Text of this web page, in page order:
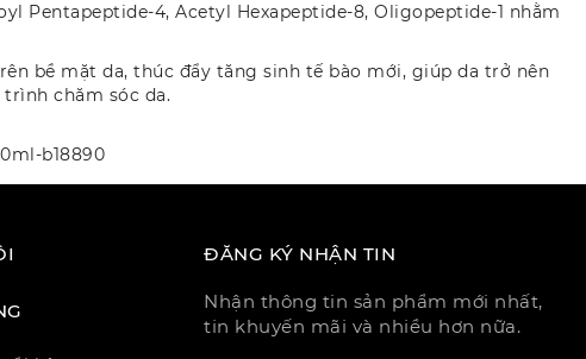
Pentapeptide-4, Acetyl Hexapeptide-8, Oligopeptide-1 nhằm
bề mặt da, thúc đẩy tăng sinh tế bào mới, giúp da trở nên
chăm sóc da.
b18890
ĐĂNG KÝ NHẬN TIN
Nhận thông tin sản phẩm mới nhất,
tin khuyến mãi và nhiều hơn nữa.